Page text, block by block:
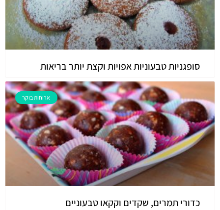
סופגניות טבעוניות אפויות וקצת יותר בריאות
ארוחות בוקר
כדורי תמרים, שקדים וקקאו טבעוניים